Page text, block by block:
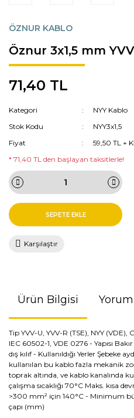
ÖZNUR KABLO
Öznur 3x1,5 mm
71,40 TL
Kategori
NYY Kablo
Stok Kodu
NYY3x1,5
Fiyat
59,50 TL +
* 71,40 TL den başlayan taksitlerle!
SEPETE EKLE
Karşılaştır
Ürün Bilgisi
Tip YVV-U, YVV-R (TSE), NYY
IEC 60502-1, VDE 0276 - Yapısı
dış kılıf - Kullanıldığı Yerler Şebeke
kullanılan bu kablo fazla mekanik
toprak altında, ve kablo kanalında
çalışma sıcaklığı 70°C Maks. kısa
>300 mm² için 140°C - Minimum
çapı (mm)